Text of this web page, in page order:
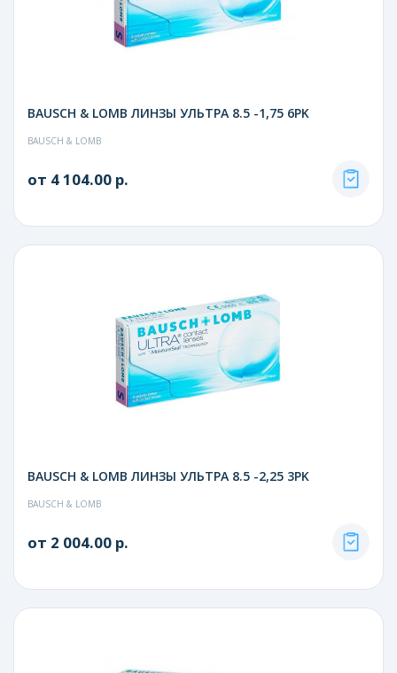
BAUSCH & LOMB ЛИНЗЫ УЛЬТРА 8.5 -1,75 6PK
BAUSCH & LOMB
от 4 104.00 р.
BAUSCH & LOMB ЛИНЗЫ УЛЬТРА 8.5 -2,25 3PK
BAUSCH & LOMB
от 2 004.00 р.